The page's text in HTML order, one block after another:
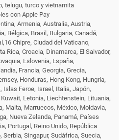
telugu, turco y vietnamita
con Apple Pay
Armenia, Australia, Austria,
Bélgica, Brasil, Bulgaria, Canadá,
Chipre, Ciudad del Vaticano,
Rica, Croacia, Dinamarca, El Salvador,
Eslovenia, España,
Francia, Georgia, Grecia,
Honduras, Hong Kong, Hungría,
Islas Feroe, Israel, Italia, Japón,
Letonia, Liechtenstein, Lituania,
Malta, Marruecos, México, Moldavia,
Nueva Zelanda, Panamá, Países
Portugal, Reino Unido, República
Serbia, Singapur, Sudáfrica, Suecia,